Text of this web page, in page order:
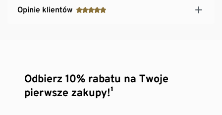
Opinie klientów
Odbierz 10% rabatu na Twoje
pierwsze zakupy!¹